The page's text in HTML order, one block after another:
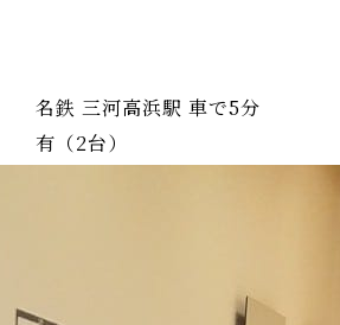
名鉄 三河高浜駅 車で5分
有（2台）